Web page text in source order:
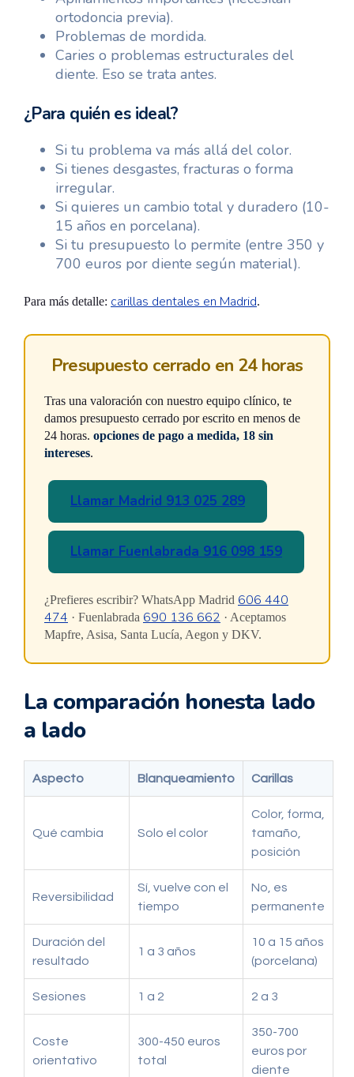
ortodoncia previa).
Problemas de mordida.
Caries o problemas estructurales del
diente. Eso se trata antes.
¿Para quién es ideal?
Si tu problema va más allá del color.
Si tienes desgastes, fracturas o forma
irregular.
Si quieres un cambio total y duradero (10-
15 años en porcelana).
Si tu presupuesto lo permite (entre 350 y
700 euros por diente según material).
Para más detalle: carillas dentales en Madrid.
Presupuesto cerrado en 24 horas
Tras una valoración con nuestro equipo clínico, te
damos presupuesto cerrado por escrito en menos de
24 horas. opciones de pago a medida, 18 sin
intereses.
Llamar Madrid 913 025 289
Llamar Fuenlabrada 916 098 159
¿Prefieres escribir? WhatsApp Madrid 606 440
474 · Fuenlabrada 690 136 662 · Aceptamos
Mapfre, Asisa, Santa Lucía, Aegon y DKV.
La comparación honesta lado
a lado
Aspecto Blanqueamiento Carillas
Qué cambia Solo el color
Color, forma,
tamaño,
posición
Reversibilidad
Sí, vuelve con el
tiempo
No, es
permanente
Duración del
resultado
1 a 3 años
10 a 15 años
(porcelana)
Sesiones 1 a 2 2 a 3
Coste
orientativo
300-450 euros
total
350-700
euros por
diente